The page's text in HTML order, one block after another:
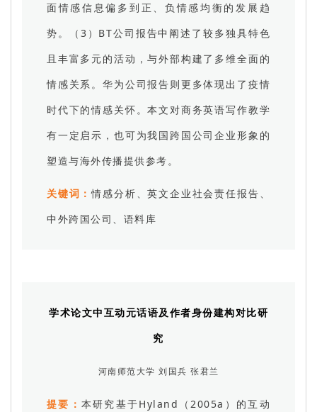
面情感信息偏多到正、负情感均衡的发展趋
势。（3）BT公司报告中阐述了较多独具特色
且丰富多元的活动，与外部构建了多维全面的
情感关系。华为公司报告则更多体现出了疫情
时代下的情感关怀。本文对商务英语写作教学
有一定启示，也可为我国跨国公司企业形象的
塑造与海外传播提供参考。
关键词：情感分析、英文企业社会责任报告、
中外跨国公司、语料库
学术论文中互动元话语及作者身份建构对比研
究
河南师范大学 刘国兵 张君兰
提要： 本研究基于Hyland（2005a）的互动